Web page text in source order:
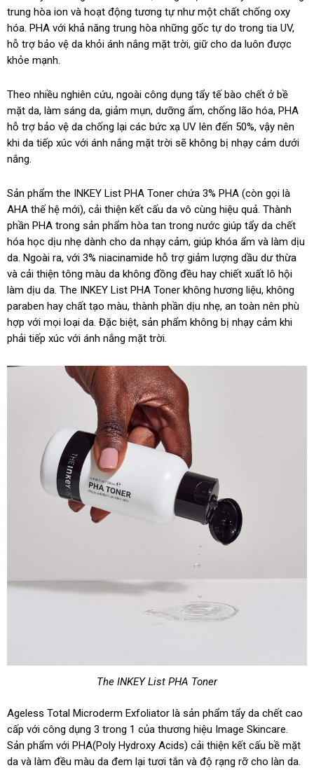
trung hòa ion và hoạt động tương tự như một chất chống oxy
hóa. PHA với khả năng trung hòa những gốc tự do trong tia UV,
hỗ trợ bảo vệ da khỏi ánh nắng mặt trời, giữ cho da luôn được
khỏe mạnh.
Theo nhiều nghiên cứu, ngoài công dụng tẩy tế bào chết ở bề
mặt da, làm sáng da, giảm mụn, dưỡng ẩm, chống lão hóa, PHA
hỗ trợ bảo vệ da chống lại các bức xạ UV lên đến 50%, vậy nên
khi da tiếp xúc với ánh nắng mặt trời sẽ không bị nhạy cảm dưới
nắng.
Sản phẩm the INKEY List PHA Toner chứa 3% PHA (còn gọi là
AHA thế hệ mới), cải thiện kết cấu da vô cùng hiệu quả. Thành
phần PHA trong sản phẩm hòa tan trong nước giúp tẩy da chết
hóa học dịu nhẹ dành cho da nhạy cảm, giúp khóa ẩm và làm dịu
da. Ngoài ra, với 3% niacinamide hỗ trợ giảm lượng dầu dư thừa
và cải thiện tông màu da không đồng đều hay chiết xuất lô hội
làm dịu da. The INKEY List PHA Toner không hương liệu, không
paraben hay chất tạo màu, thành phần dịu nhẹ, an toàn nên phù
hợp với mọi loại da. Đặc biệt, sản phẩm không bị nhạy cảm khi
phải tiếp xúc với ánh nắng mặt trời.
The INKEY List PHA Toner
Ageless Total Microderm Exfoliator là sản phẩm tẩy da chết cao
cấp với công dụng 3 trong 1 của thương hiệu Image Skincare.
Sản phẩm với PHA(Poly Hydroxy Acids) cải thiện kết cấu bề mặt
da và làm đều màu da đem lại tươi tắn và độ rạng rỡ cho làn da.